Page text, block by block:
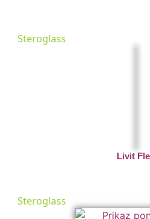
Steroglass
Livit
Steroglass